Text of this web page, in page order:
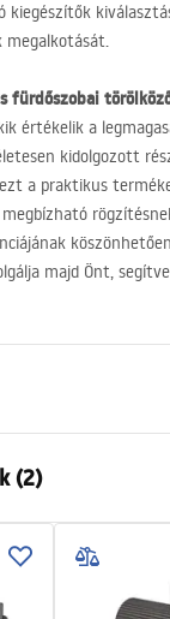
kiegészítők
megalkotását.
fürdőszobai
értékelik a
kidolgozott
a praktikus
majd Önt,
160
167mm
(2)